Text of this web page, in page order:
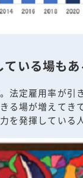
いる場もあ
定雇用率が引
る場が増えて
を発揮している